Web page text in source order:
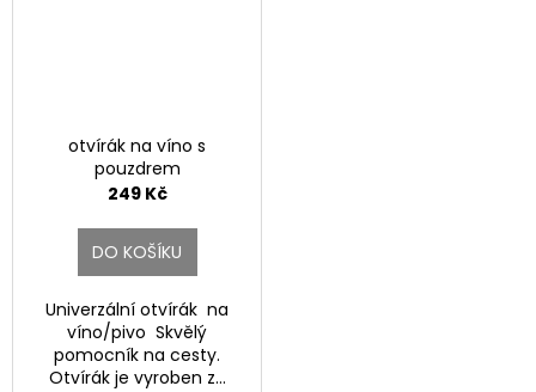
otvírák na víno s
pouzdrem
249 Kč
DO KOŠÍKU
Univerzální otvírák na
víno/pivo Skvělý
pomocník na cesty.
Otvírák je vyroben z...